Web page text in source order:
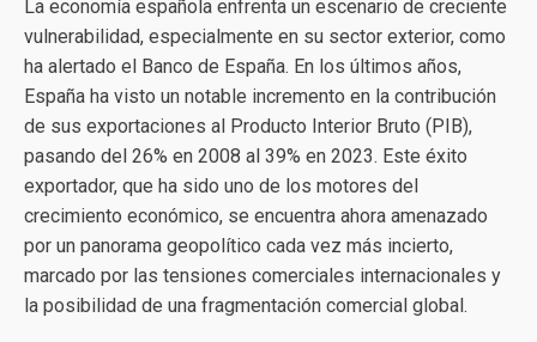
La economía española enfrenta un escenario de creciente
vulnerabilidad, especialmente en su sector exterior, como
ha alertado el Banco de España. En los últimos años,
España ha visto un notable incremento en la contribución
de sus exportaciones al Producto Interior Bruto (PIB),
pasando del 26% en 2008 al 39% en 2023. Este éxito
exportador, que ha sido uno de los motores del
crecimiento económico, se encuentra ahora amenazado
por un panorama geopolítico cada vez más incierto,
marcado por las tensiones comerciales internacionales y
la posibilidad de una fragmentación comercial global.